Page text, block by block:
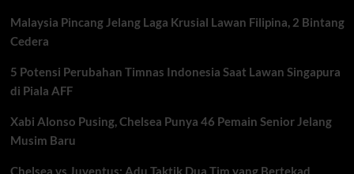
Malaysia Pincang Jelang Laga Krusial Lawan Filipina, 2 Bintang
Cedera
5 Potensi Perubahan Timnas Indonesia Saat Lawan Singapura
di Piala AFF
Xabi Alonso Pusing, Chelsea Punya 46 Pemain Senior Jelang
Musim Baru
Chelsea vs Juventus: Adu Taktik Dua Tim yang Bertekad